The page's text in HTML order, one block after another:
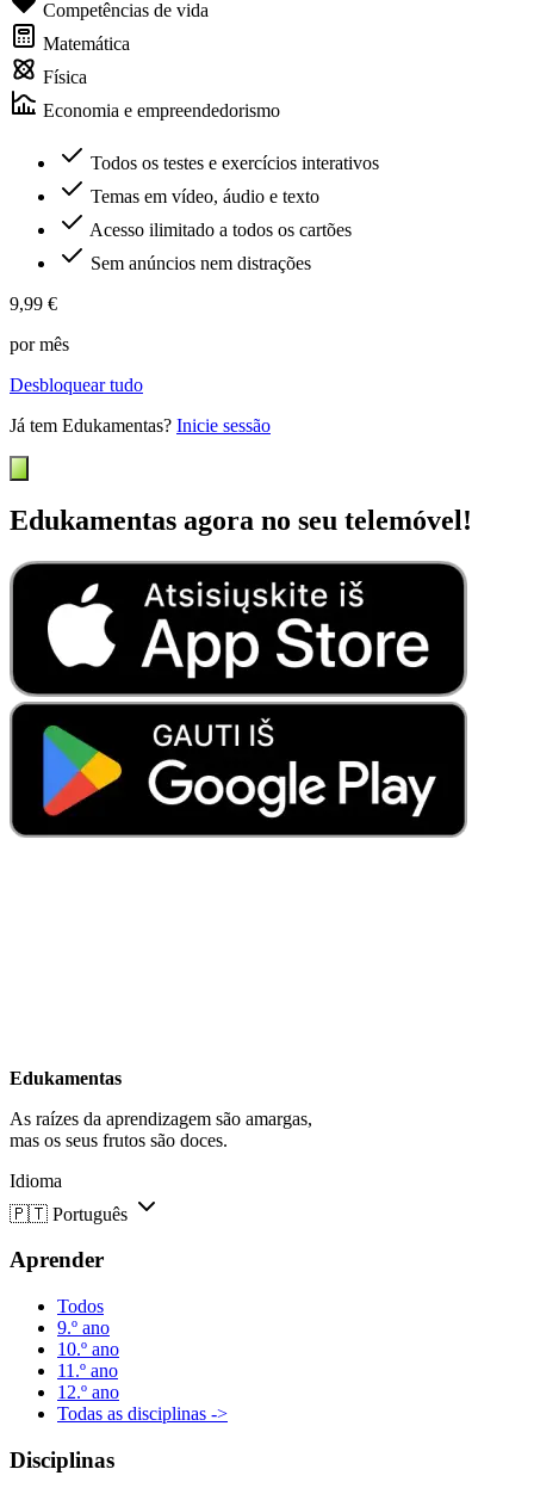
Competências de vida
Matemática
Física
Economia e empreendedorismo
Todos os testes e exercícios interativos
Temas em vídeo, áudio e texto
Acesso ilimitado a todos os cartões
Sem anúncios nem distrações
9,99 €
por mês
Desbloquear tudo
Já tem Edukamentas? Inicie sessão
Edukamentas agora no seu telemóvel!
Edukamentas
As raízes da aprendizagem são amargas,
mas os seus frutos são doces.
Idioma
🇵🇹 Português
Aprender
Todos
9.º ano
10.º ano
11.º ano
12.º ano
Todas as disciplinas ->
Disciplinas